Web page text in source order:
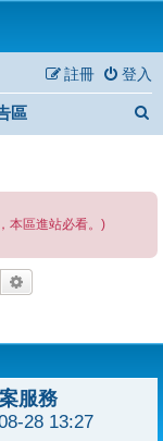
登入
註冊
區
本區進站必看。)
搜尋
服務
28 13:27